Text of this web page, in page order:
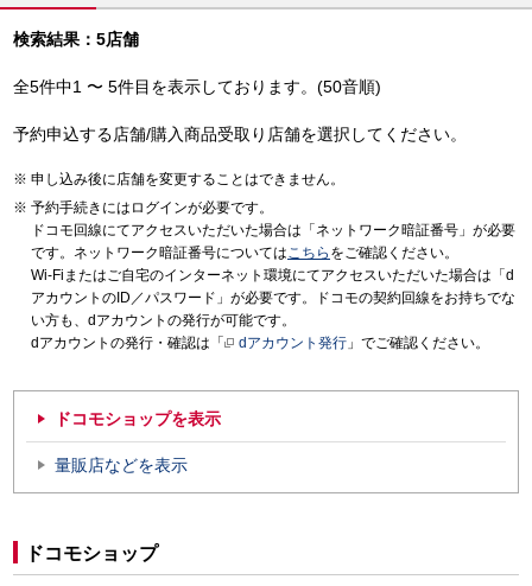
検索結果：5店舗
全5件中1 〜 5件目を表示しております。(50音順)
予約申込する店舗/購入商品受取り店舗を選択してください。
申し込み後に店舗を変更することはできません。
予約手続きにはログインが必要です。
ドコモ回線にてアクセスいただいた場合は「ネットワーク暗証番号」が必要
です。ネットワーク暗証番号についてはこちら をご確認ください。
Wi-Fiまたはご自宅のインターネット環境にてアクセスいただいた場合は「d
アカウントのID／パスワード」が必要です。ドコモの契約回線をお持ちでな
い方も、dアカウントの発行が可能です。
dアカウントの発行・確認は「
dアカウント発行 」でご確認ください。
ドコモショップを表示
量販店などを表示
ドコモショップ